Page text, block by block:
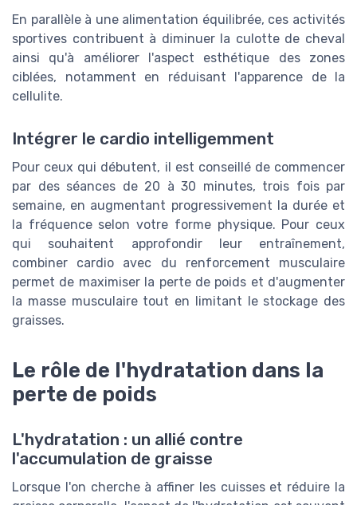
En parallèle à une alimentation équilibrée, ces activités
sportives contribuent à diminuer la culotte de cheval
ainsi qu'à améliorer l'aspect esthétique des zones
ciblées, notamment en réduisant l'apparence de la
cellulite.
Intégrer le cardio intelligemment
Pour ceux qui débutent, il est conseillé de commencer
par des séances de 20 à 30 minutes, trois fois par
semaine, en augmentant progressivement la durée et
la fréquence selon votre forme physique. Pour ceux
qui souhaitent approfondir leur entraînement,
combiner cardio avec du renforcement musculaire
permet de maximiser la perte de poids et d'augmenter
la masse musculaire tout en limitant le stockage des
graisses.
Le rôle de l'hydratation dans la
perte de poids
L'hydratation : un allié contre
l'accumulation de graisse
Lorsque l'on cherche à affiner les cuisses et réduire la